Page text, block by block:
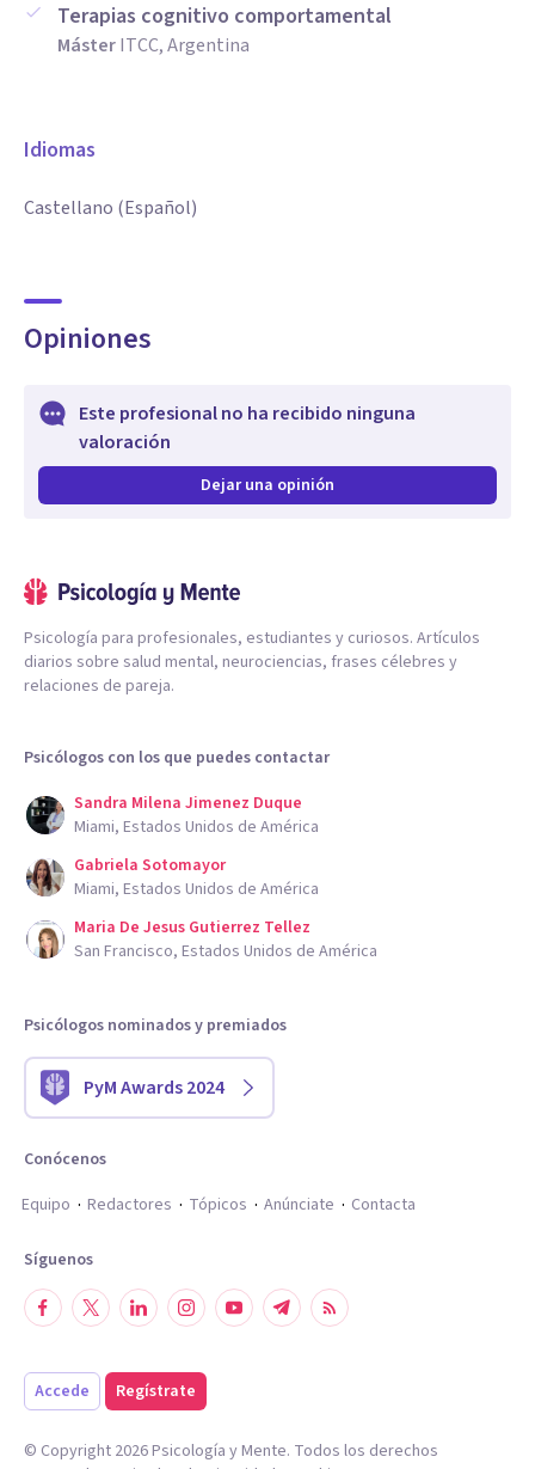
Terapias cognitivo comportamental
MásterITCC, Argentina
Idiomas
Castellano (Español)
Opiniones
Este profesional no ha recibido ninguna
valoración
Dejar una opinión
Psicología para profesionales, estudiantes y curiosos. Artículos
diarios sobre salud mental, neurociencias, frases célebres y
relaciones de pareja.
Psicólogos con los que puedes contactar
Sandra Milena Jimenez Duque
Miami, Estados Unidos de América
Gabriela Sotomayor
Miami, Estados Unidos de América
Maria De Jesus Gutierrez Tellez
San Francisco, Estados Unidos de América
Psicólogos nominados y premiados
PyM Awards 2024
Conócenos
Equipo
Redactores Tópicos Anúnciate Contacta
Síguenos
Accede Regístrate
© Copyright 2026Psicología y Mente. Todos los derechos